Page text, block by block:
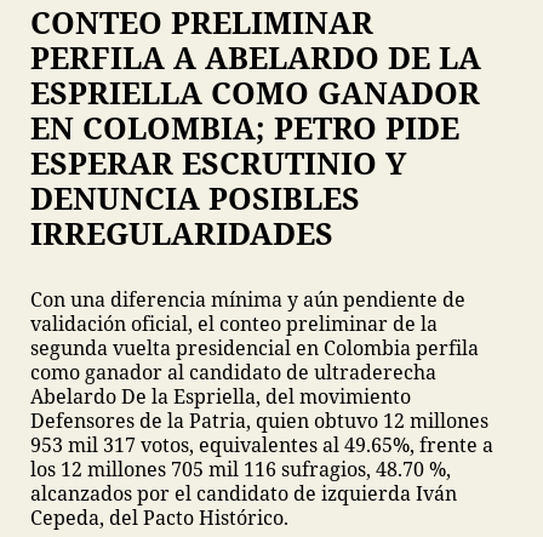
CONTEO PRELIMINAR
PERFILA A ABELARDO DE LA
ESPRIELLA COMO GANADOR
EN COLOMBIA; PETRO PIDE
ESPERAR ESCRUTINIO Y
DENUNCIA POSIBLES
IRREGULARIDADES
Con una diferencia mínima y aún pendiente de
validación oficial, el conteo preliminar de la
segunda vuelta presidencial en Colombia perfila
como ganador al candidato de ultraderecha
Abelardo De la Espriella, del movimiento
Defensores de la Patria, quien obtuvo 12 millones
953 mil 317 votos, equivalentes al 49.65%, frente a
los 12 millones 705 mil 116 sufragios, 48.70 %,
alcanzados por el candidato de izquierda Iván
Cepeda, del Pacto Histórico.